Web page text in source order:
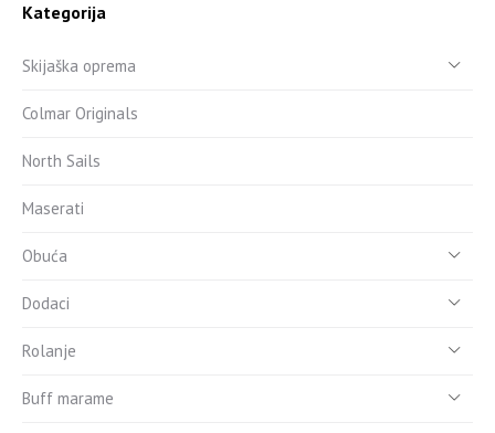
Kategorija
Skijaška oprema
Colmar Originals
North Sails
Maserati
Obuća
Dodaci
Rolanje
Buff marame